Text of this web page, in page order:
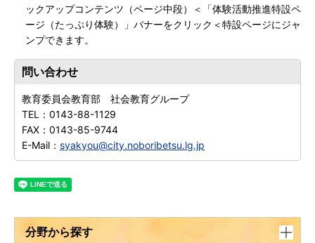
ックアップコンテンツ（ページ中段）＜「体験活動推進特設ペ
ージ（たっぷり体験）」バナーをクリック＜特設ページにジャ
ンプできます。
問い合わせ
教育委員会教育部 社会教育グループ
TEL： 0143-88-1129
FAX： 0143-85-9744
E-Mail： syakyou@city.noboribetsu.lg.jp
分野から探す